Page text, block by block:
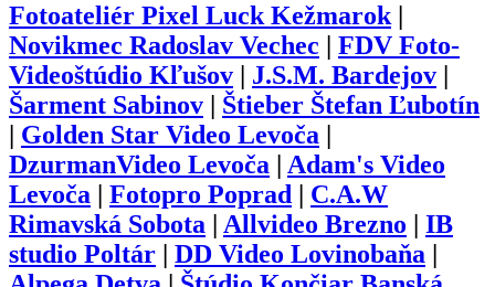
Fotoateliér Pixel Luck Kežmarok|
Novikmec Radoslav Vechec
FDV Foto-
Videoštúdio Kľušov
J.S.M. Bardejov
Šarment Sabinov
Štieber Štefan Ľubotín
Golden Star Video Levoča
DzurmanVideo Levoča
Adam's Video
Levoča
Fotopro Poprad
C.A.W
Rimavská Sobota
Allvideo Brezno
IB
studio Poltár
DD Video Lovinobaňa